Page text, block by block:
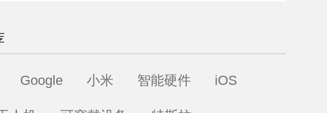
Google 小米 智能硬件 iOS